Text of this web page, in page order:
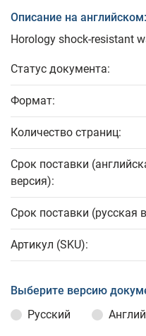
Описание на английском:
Horology shock-resistant
Статус документа:
Формат:
Количество страниц:
Срок поставки
версия):
Срок поставки (русская
Артикул (SKU):
Выберите версию
Русский